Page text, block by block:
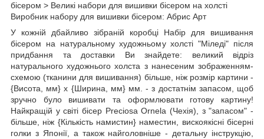
бісером > Великі набори для вишивки бісером на холсті
Виробник набору для вишивки бісером: Абрис Арт
У кожній дбайливо зібраній коробці Набір для вишивання
бісером на натуральному художньому холсті "Міледі" після
придбання та доставки Ви знайдете: великий відріз
натурального художнього холста з нанесеним зображенням-
схемою (тканини для вишивання) більше, ніж розмір картини -
{Висота, мм} х {Ширина, мм} мм. - з достатнім запасом, щоб
зручно було вишивати та оформлювати готову картину!
Найкращій у світі бісер Preciosa Ornela (Чехія), з "запасом" -
більше, ніж {Кількість намистин} наместин, вискоякісні бісерні
голки з Японії, а також найголовніше - детальну інструкцію,